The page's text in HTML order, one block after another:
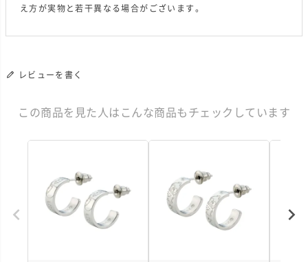
え方が実物と若干異なる場合がございます。
レビューを書く
この商品を見た人はこんな商品もチェックしています